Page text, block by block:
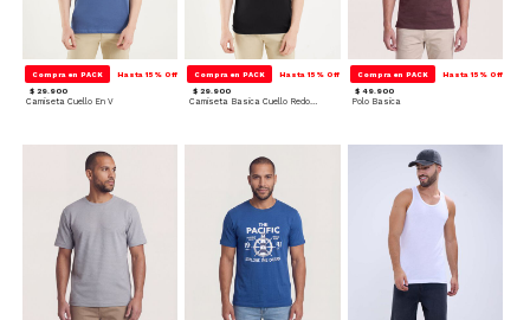
Compra en PACK Hasta 15% Off
$ 29.900
Camiseta Cuello En V
Compra en PACK Hasta 15% Off
$ 29.900
Camiseta Basica Cuello Redondo
Compra en PACK Hasta 15% Off
$ 49.900
Polo Basica